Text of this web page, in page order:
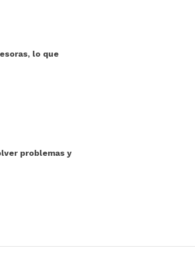
lo que
problemas y